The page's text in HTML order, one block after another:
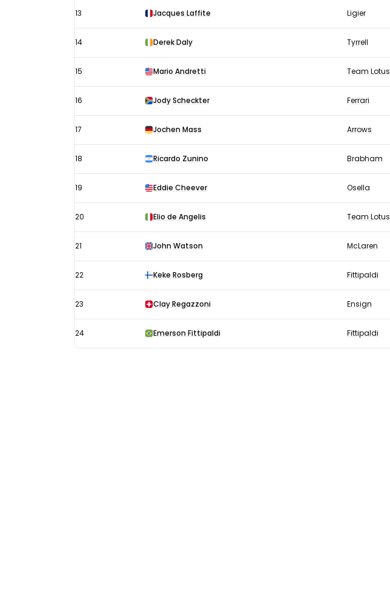
13 Jacques Laffite Ligier
14 Derek Daly Tyrrell
15 Mario Andretti Team Lotus
16 Jody Scheckter Ferrari
17 Jochen Mass Arrows
18 Ricardo Zunino Brabham
19 Eddie Cheever Osella
20 Elio de Angelis Team Lotus
21 John Watson McLaren
22 Keke Rosberg Fittipaldi
23 Clay Regazzoni Ensign
24 Emerson Fittipaldi Fittipaldi